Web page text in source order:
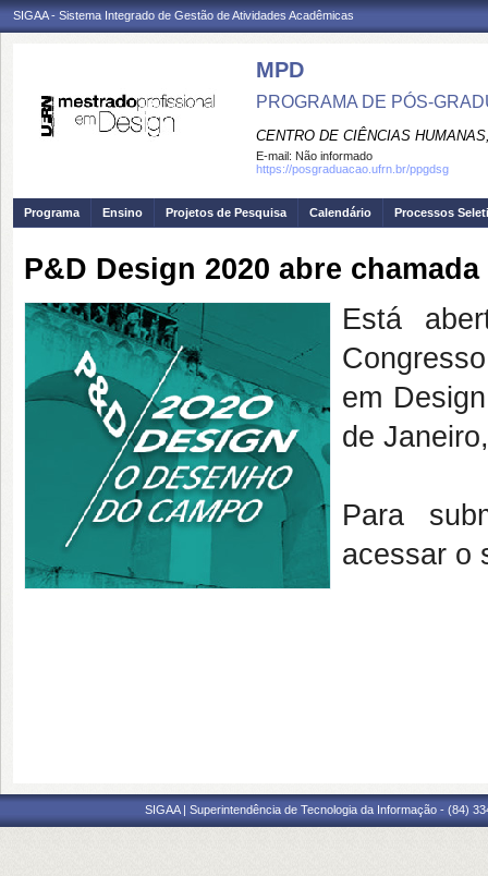
SIGAA - Sistema Integrado de Gestão de Atividades Acadêmicas
MPD
PROGRAMA DE PÓS-
CENTRO DE CIÊNCIAS
E-mail: Não informado
https://posgraduacao.ufrn.br/ppgdsg
Programa Ensino Projetos de Pesquisa Calendário Processos
P&D Design 2020 abre
Está
em
de
Para
acessar o
SIGAA | Superintendência de Tecnologia da Informação - (84)